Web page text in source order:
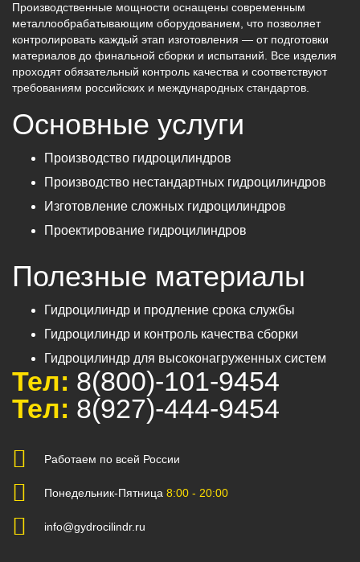
Производственные мощности оснащены современным
металлообрабатывающим оборудованием, что позволяет
контролировать каждый этап изготовления — от подготовки
материалов до финальной сборки и испытаний. Все изделия
проходят обязательный контроль качества и соответствуют
требованиям российских и международных стандартов.
Основные услуги
Производство гидроцилиндров
Производство нестандартных гидроцилиндров
Изготовление сложных гидроцилиндров
Проектирование гидроцилиндров
Полезные материалы
Гидроцилиндр и продление срока службы
Гидроцилиндр и контроль качества сборки
Гидроцилиндр для высоконагруженных систем
Тел: 8(800)-101-9454
Тел: 8(927)-444-9454
Работаем по всей России
Понедельник-Пятница 8:00 - 20:00
info@gydrocilindr.ru